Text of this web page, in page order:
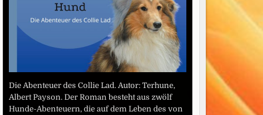
Die Abenteuer des Collie Lad. Autor: Terhune,
Albert Payson. Der Roman besteht aus zwölf
Hunde-Abenteuern, die auf dem Leben des von